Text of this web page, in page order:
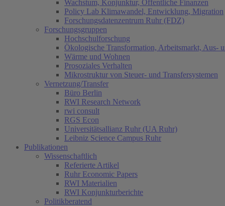
Wachstum, Konjunktur, Öffentliche Finanzen
Policy Lab Klimawandel, Entwicklung, Migration
Forschungsdatenzentrum Ruhr (FDZ)
Forschungsgruppen
Hochschulforschung
Ökologische Transformation, Arbeitsmarkt, Aus-
Wärme und Wohnen
Prosoziales Verhalten
Mikrostruktur von Steuer- und Transfersystemen
Vernetzung/Transfer
Büro Berlin
RWI Research Network
rwi consult
RGS Econ
Universitätsallianz Ruhr (UA Ruhr)
Leibniz Science Campus Ruhr
Publikationen
Wissenschaftlich
Referierte Artikel
Ruhr Economic Papers
RWI Materialien
RWI Konjunkturberichte
Politikberatend